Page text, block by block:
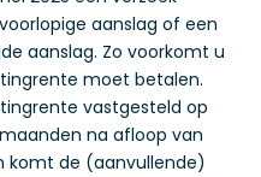
aanslag of een
aanslag. Zo voorkomt u
moet betalen.
vastgesteld op
na afloop van
komt de (aanvullende)